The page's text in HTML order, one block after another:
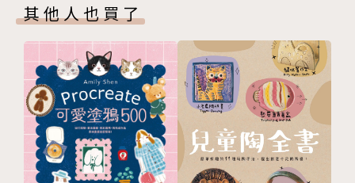
性技巧，
它就像閱讀、開車、游泳一樣，只要學會基本技巧，便
很難再忘記。
而學畫的第一步，在於善用大腦！
本書以一連串系統性繪畫練習，喚醒你與生俱來的視覺
感知能力，
讓你在五天內精準掌握繪畫的五大基本技巧，學會藝術
家的觀看方式：
Chapter 12 畫出心中的藝術家
謝辭
重要詞彙一覽
版權頁
封底
其他人也買了